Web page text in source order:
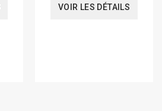
VOIR LES DÉTAILS